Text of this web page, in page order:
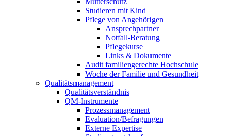
Studieren mit Kind
Pflege von Angehörigen
Ansprechpartner
Notfall-Beratung
Pflegekurse
Links & Dokumente
Audit familiengerechte Hochschule
Woche der Familie und Gesundheit
Qualitätsmanagement
Qualitätsverständnis
QM-Instrumente
Prozessmanagement
Evaluation/Befragungen
Externe Expertise